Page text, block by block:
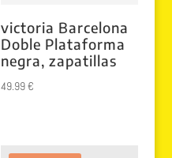
victoria Barcelona
Doble Plataforma
negra, zapatillas
49.99€